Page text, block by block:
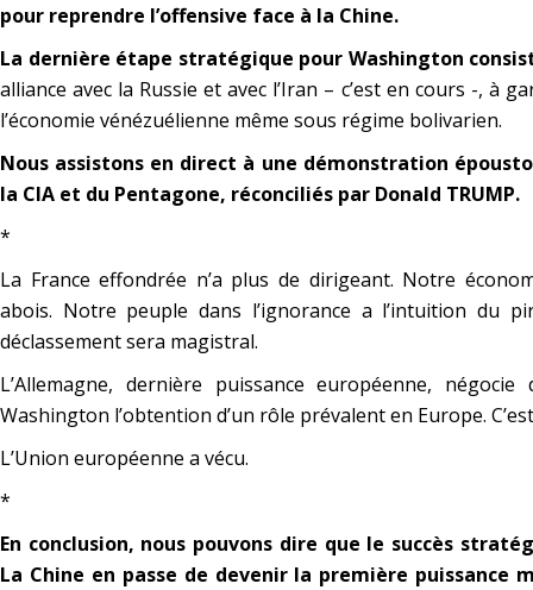
pour reprendre l’offensive face à la Chine.
La dernière étape stratégique pour Washington
alliance avec la Russie et avec l’Iran – c’est en cours -, à
l’économie vénézuélienne même sous régime bolivarien.
Nous assistons en direct à une démonstration
la CIA et du Pentagone, réconciliés par Donald TRUMP.
*
La France effondrée n’a plus de dirigeant. Notre
abois. Notre peuple dans l’ignorance a l’intuition du
déclassement sera magistral.
L’Allemagne, dernière puissance européenne,
Washington l’obtention d’un rôle prévalent en Europe.
L’Union européenne a vécu.
*
En conclusion, nous pouvons dire que le succès
La Chine en passe de devenir la première puissance